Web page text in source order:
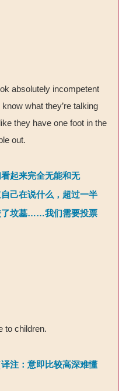
absolutely incompetent
what they’re talking
they have one foot in the
out.
起来完全无能和无
己在说什么，超过一半
了坟墓……我们需要投票
to children.
注：意即比较高深难懂